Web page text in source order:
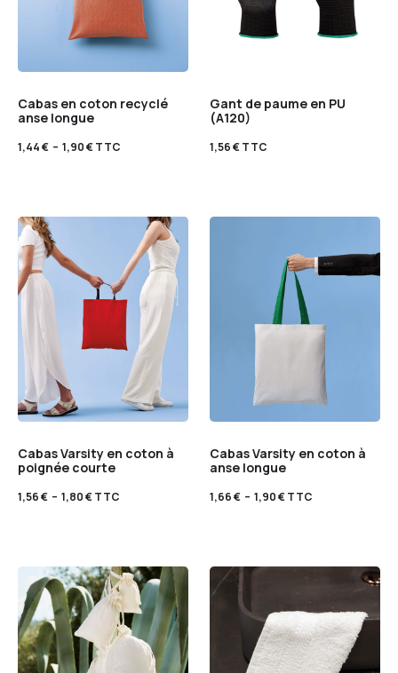
Cabas en coton recyclé
anse longue
1,44€ – 1,90€TTC
Gant de paume en PU
(A120)
1,56€TTC
Cabas Varsity en coton à
poignée courte
1,56€ – 1,80€TTC
Cabas Varsity en coton à
anse longue
1,66€ – 1,90€TTC